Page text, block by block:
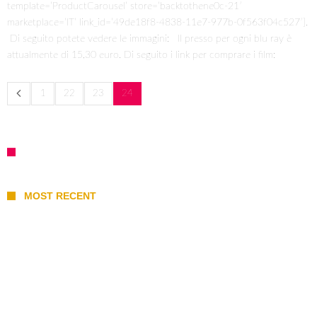
template=’ProductCarousel’ store=’backtothene0c-21′
marketplace=’IT’ link_id=’49de18f8-4838-11e7-977b-0f563f04c527′].
Di seguito potete vedere le immagini: Il presso per ogni blu ray è
attualmente di 15,30 euro. Di seguito i link per comprare i film:
1 22 23 24
MOST RECENT